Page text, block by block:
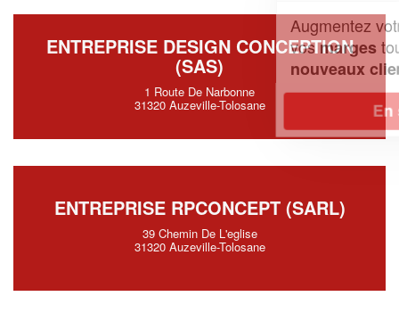
ENTREPRISE DESIGN CONCEPTION
(SAS)
1 Route De Narbonne
31320 Auzeville-Tolosane
ENTREPRISE RPCONCEPT (SARL)
39 Chemin De L'eglise
31320 Auzeville-Tolosane
chiffre d'affaireset
vosmargestout en gagnant de
nouveaux clients
En savoir plus